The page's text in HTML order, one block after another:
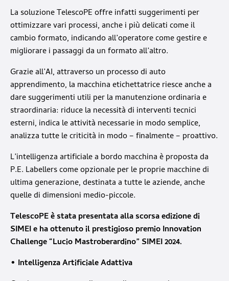
La soluzione TelescoPE offre infatti suggerimenti per
ottimizzare vari processi, anche i più delicati come il
cambio formato, indicando all’operatore come gestire e
migliorare i passaggi da un formato all’altro.
Grazie all’AI, attraverso un processo di auto
apprendimento, la macchina etichettatrice riesce anche a
dare suggerimenti utili per la manutenzione ordinaria e
straordinaria: riduce la necessità di interventi tecnici
esterni, indica le attività necessarie in modo semplice,
analizza tutte le criticità in modo – finalmente – proattivo.
L’intelligenza artificiale a bordo macchina è proposta da
P.E. Labellers come opzionale per le proprie macchine di
ultima generazione, destinata a tutte le aziende, anche
quelle di dimensioni medio-piccole.
TelescoPE è stata presentata alla scorsa edizione di
SIMEI e ha ottenuto il prestigioso premio Innovation
Challenge “Lucio Mastroberardino” SIMEI 2024.
• Intelligenza Artificiale Adattiva